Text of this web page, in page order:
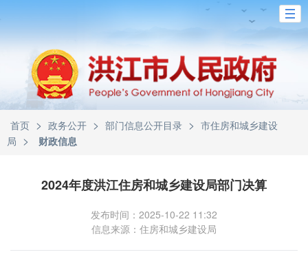
首页 > 政务公开 > 部门信息公开目录 > 市住房和城乡建设
局 > 财政信息
2024年度洪江住房和城乡建设局部门决算
发布时间：2025-10-22 11:32
信息来源：住房和城乡建设局